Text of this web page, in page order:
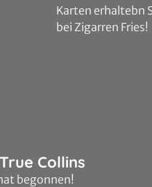
Karten erhaltebn
bei Zigarren Fries!
Collins
begonnen!